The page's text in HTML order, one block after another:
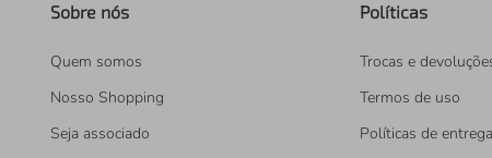
Sobre nós
Quem somos
Nosso Shopping
Seja associado
Políticas
Trocas e
Termos de uso
Políticas de entrega